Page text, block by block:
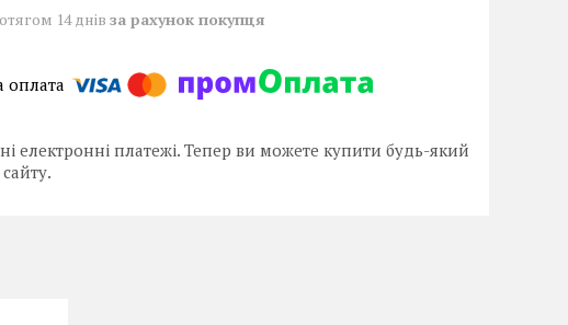
14 днів за рахунок покупця
електронні платежі. Тепер ви можете купити будь-який